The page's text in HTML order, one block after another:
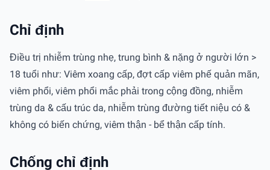
Chỉ định
Điều trị nhiễm trùng nhẹ, trung bình & nặng ở người lớn >
18 tuổi như: Viêm xoang cấp, đợt cấp viêm phế quản mãn,
viêm phổi, viêm phổi mắc phải trong cộng đồng, nhiễm
trùng da & cấu trúc da, nhiễm trùng đường tiết niệu có &
không có biến chứng, viêm thận - bể thận cấp tính.
Chống chỉ định